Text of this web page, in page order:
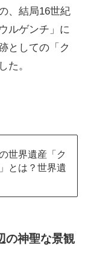
、結局16世紀
ルゲンチ」に
としての「ク
た。
世界遺産「ク
とは？世界遺
の神聖な景観